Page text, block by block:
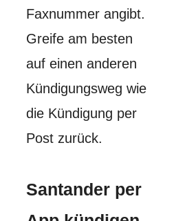
Faxnummer angibt.
Greife am besten
auf einen anderen
Kündigungsweg wie
die Kündigung per
Post zurück.
Santander per